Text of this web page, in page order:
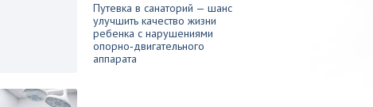
Путевка в санаторий — шанс
улучшить качество жизни
ребенка с нарушениями
опорно‑двигательного
аппарата